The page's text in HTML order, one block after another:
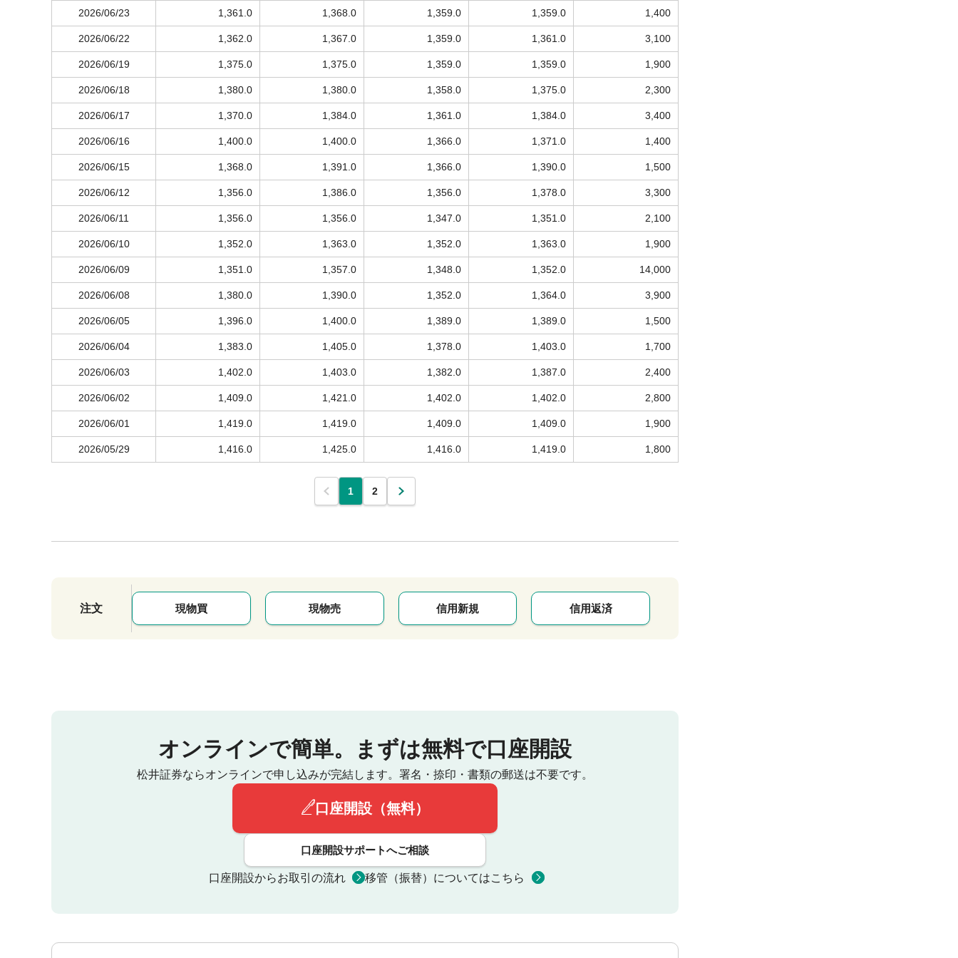
2026/06/23 1,361.0 1,368.0 1,359.0 1,359.0 1,400
2026/06/22 1,362.0 1,367.0 1,359.0 1,361.0 3,100
2026/06/19 1,375.0 1,375.0 1,359.0 1,359.0 1,900
2026/06/18 1,380.0 1,380.0 1,358.0 1,375.0 2,300
2026/06/17 1,370.0 1,384.0 1,361.0 1,384.0 3,400
2026/06/16 1,400.0 1,400.0 1,366.0 1,371.0 1,400
2026/06/15 1,368.0 1,391.0 1,366.0 1,390.0 1,500
2026/06/12 1,356.0 1,386.0 1,356.0 1,378.0 3,300
2026/06/11 1,356.0 1,356.0 1,347.0 1,351.0 2,100
2026/06/10 1,352.0 1,363.0 1,352.0 1,363.0 1,900
2026/06/09 1,351.0 1,357.0 1,348.0 1,352.0 14,000
2026/06/08 1,380.0 1,390.0 1,352.0 1,364.0 3,900
2026/06/05 1,396.0 1,400.0 1,389.0 1,389.0 1,500
2026/06/04 1,383.0 1,405.0 1,378.0 1,403.0 1,700
2026/06/03 1,402.0 1,403.0 1,382.0 1,387.0 2,400
2026/06/02 1,409.0 1,421.0 1,402.0 1,402.0 2,800
2026/06/01 1,419.0 1,419.0 1,409.0 1,409.0 1,900
2026/05/29 1,416.0 1,425.0 1,416.0 1,419.0 1,800
1 2
注文 現物買 現物売 信用新規 信用返済
オンラインで簡単。 まずは無料で口座開設
松井証券ならオンラインで申し込みが完結します。 署名・捺印・書類の郵送は不要です。
口座開設（無料）
口座開設サポートへご相談
口座開設からお取引の流れ 移管（振替）についてはこちら